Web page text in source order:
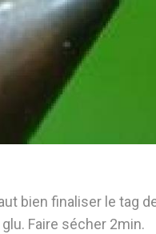
bien finaliser le tag
Faire sécher 2min.